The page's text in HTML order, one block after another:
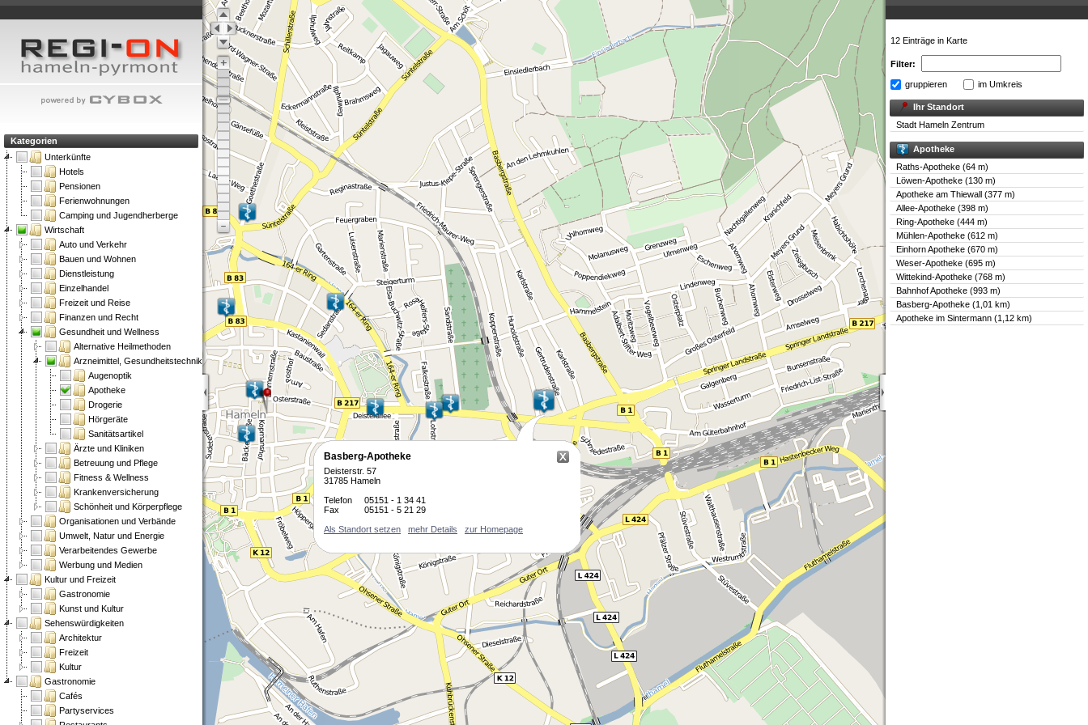
Kategorien
Unterkünfte
Hotels
Pensionen
Ferienwohnungen
Camping und Jugendherberge
Wirtschaft
Auto und Verkehr
Bauen und Wohnen
Dienstleistung
Einzelhandel
Freizeit und Reise
Finanzen und Recht
Gesundheit und Wellness
Alternative Heilmethoden
Arzneimittel, Gesundheitstechnik
Augenoptik
Apotheke
Drogerie
Hörgeräte
Sanitätsartikel
Ärzte und Kliniken
Betreuung und Pflege
Fitness & Wellness
Krankenversicherung
Schönheit und Körperpflege
Organisationen und Verbände
Umwelt, Natur und Energie
Verarbeitendes Gewerbe
Werbung und Medien
Kultur und Freizeit
Gastronomie
Kunst und Kultur
Sehenswürdigkeiten
Architektur
Freizeit
Kultur
Gastronomie
Cafés
Partyservices
Basberg-Apotheke
Deisterstr. 57
31785 Hameln
Telefon
05151 - 1 34 41
Fax
05151 - 5 21 29
Als Standort setzen
mehr Details zur Homepage
12 Einträge in Karte
Filter:
gruppieren im Umkreis
Ihr Standort
Stadt Hameln Zentrum
Apotheke
Raths-Apotheke (64 m)
Löwen-Apotheke (130 m)
Apotheke am Thiewall (377 m)
Allee-Apotheke (398 m)
Ring-Apotheke (444 m)
Mühlen-Apotheke (612 m)
Einhorn Apotheke (670 m)
Weser-Apotheke (695 m)
Wittekind-Apotheke (768 m)
Bahnhof Apotheke (993 m)
Basberg-Apotheke (1,01 km)
Apotheke im Sintermann (1,12 km)